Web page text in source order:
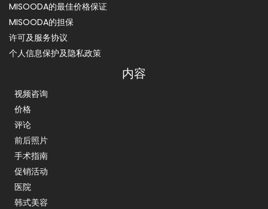
MISOODA的最佳价格保证
MISOODA的担保
许可及服务协议
个人信息保护及隐私政策
内容
视频咨询
价格
评论
前后照片
手术指南
促销活动
医院
韩式美容